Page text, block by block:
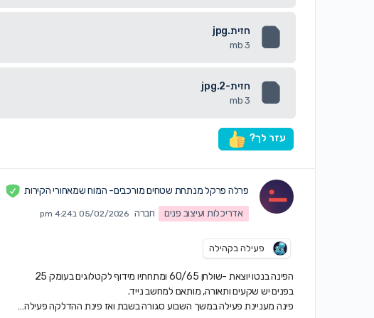
חזית.jpg
3 mb
חזית-2.jpg
3 mb
עזר לך?
פרלה פרקל מנתחת שטחים מורכבים- המוח שמאחורי הקירות
אדריכלות ועיצוב פנים
חברה 05/02/2026 ב4:24 pm
פעילה בקהילה
הפינה בנטו יוצאת -שולחן 60/65 ומתחתיו מידוף לקטלוגים בעומק 25
בפנים יש שקעים ותאורה, מותאם למחשב נייד.
פינה מעניינת פעילה במשך השבוע סגורה בשבת ואז פינת ההדלקה פעילה…